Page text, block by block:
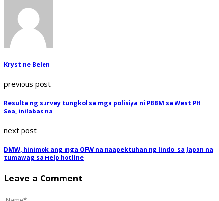
Krystine Belen
previous post
Resulta ng survey tungkol sa mga polisiya ni PBBM sa West PH
Sea, inilabas na
next post
DMW, hinimok ang mga OFW na naapektuhan ng lindol sa Japan na
tumawag sa Help hotline
Leave a Comment